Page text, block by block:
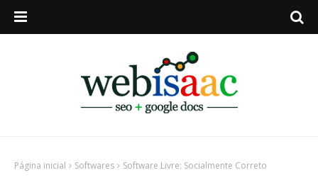
Página inicial Softwares Software Livre: Socialmente Correto